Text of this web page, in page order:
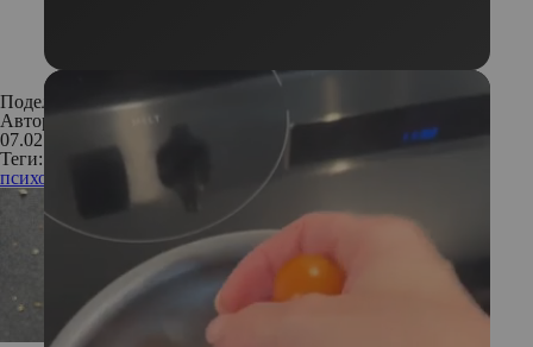
Поделиться:
Автор:
Оксана Долгова
07.02.2007
Теги:
психология
отношения день святого Валентина